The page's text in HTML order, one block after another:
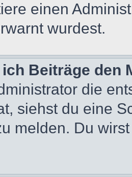
einen
wurdest.
Beiträge den
die
siehst du eine
melden. Du